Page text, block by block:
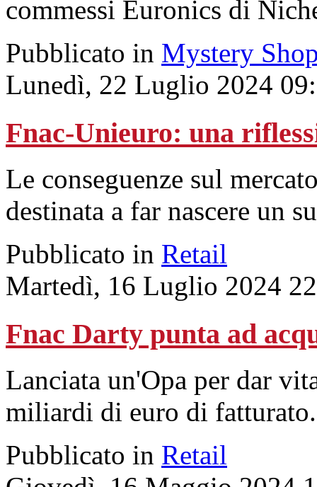
commessi Euronics di
Pubblicato in Mystery
Lunedì, 22 Luglio 2024
Fnac-Unieuro: una
Le conseguenze sul
destinata a far nascere un
Pubblicato in Retail
Martedì, 16 Luglio 2024
Fnac Darty punta ad
Lanciata un'Opa per dar
miliardi di euro di
Pubblicato in Retail